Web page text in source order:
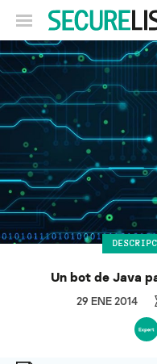
Un bot de Java
29 ENE 2014